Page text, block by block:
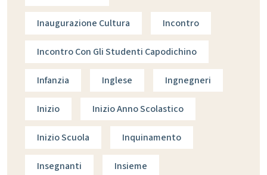
Inaugurazione Cultura Incontro
Incontro Con Gli Studenti Capodichino
Infanzia Inglese Ingnegneri
Inizio Inizio Anno Scolastico
Inizio Scuola Inquinamento
Insegnanti Insieme